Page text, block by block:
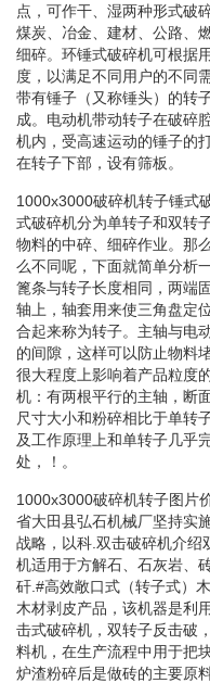
点，可作干、湿两种形式破
煤炭、冶金、建材、公路、
细碎。环锤式破碎机可根据
度，以满足不同用户的不同
带有锤子（又称锤头）的转
成。电动机带动转子在破碎
机内，受高速运动的锤子的
在转子下部，设有筛板。
1000x3000破碎机转子锤式
式破碎机分为单转子和双转
物料的中碎、细碎作业。那
么不同呢，下面就简单分析
篦条与转子长度相同，两端
轴上，轴套用来使三角盘定
合起来称为转子。主轴与电
的间隙，这样可以防止物料
很大程度上影响着产品粒度
机：有两根平行的主轴，断
尺寸大小和粉碎相比于单转
及工作原理上和单转子几乎
处，！。
1000x3000破碎机转子图片
省大田县弘石机械厂坚持实
战略，以科.双击破碎机介绍
机适用于方解石、石灰岩、
矸.#高效敞口式（转子式）
木材剥皮产品，该机器是利
击式破碎机，双转子反击破
料机，在生产流程中用于把
炉渣粉碎后是做砖的主要原